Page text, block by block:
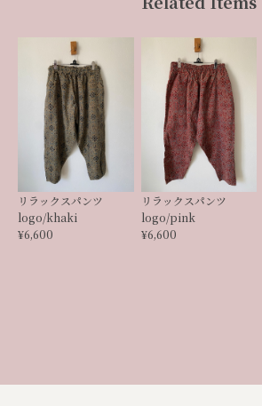
リラックスパンツ
logo/khaki
¥6,600
リラックスパンツ
logo/pink
¥6,600